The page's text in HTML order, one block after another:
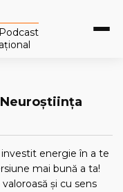
energie în a te
mai bună a ta!
și cu sens